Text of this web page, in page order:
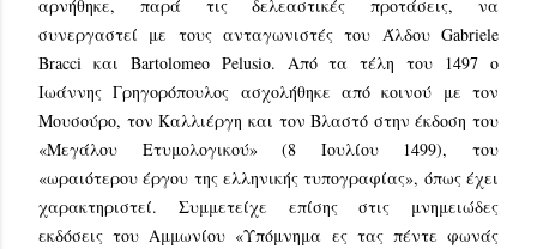
αρνήθηκε, παρά τις δελεαστικές προτάσεις, να
συνεργαστεί με τους ανταγωνιστές του Άλδου Gabriele
Bracci και Bartolomeo Pelusio. Από τα τέλη του 1497 ο
Ιωάννης Γρηγορόπουλος ασχολήθηκε από κοινού με τον
Μουσούρο, τον Καλλιέργη και τον Βλαστό στην έκδοση του
«Μεγάλου Ετυμολογικού» (8 Ιουλίου 1499), του
«ωραιότερου έργου της ελληνικής τυπογραφίας», όπως έχει
χαρακτηριστεί. Συμμετείχε επίσης στις μνημειώδες
εκδόσεις του Αμμωνίου «Υπόμνημα ες τας πέντε φωνάς